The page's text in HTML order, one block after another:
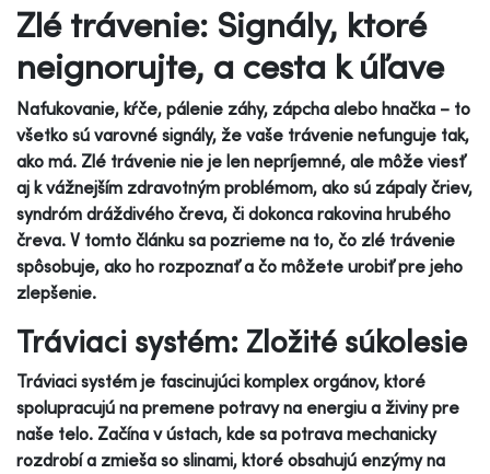
Zlé trávenie: Signály, ktoré
neignorujte, a cesta k úľave
Nafukovanie, kŕče, pálenie záhy, zápcha alebo hnačka – to
všetko sú varovné signály, že vaše trávenie nefunguje tak,
ako má. Zlé trávenie nie je len nepríjemné, ale môže viesť
aj k vážnejším zdravotným problémom, ako sú zápaly čriev,
syndróm dráždivého čreva, či dokonca rakovina hrubého
čreva. V tomto článku sa pozrieme na to, čo zlé trávenie
spôsobuje, ako ho rozpoznať a čo môžete urobiť pre jeho
zlepšenie.
Tráviaci systém: Zložité súkolesie
Tráviaci systém je fascinujúci komplex orgánov, ktoré
spolupracujú na premene potravy na energiu a živiny pre
naše telo. Začína v ústach, kde sa potrava mechanicky
rozdrobí a zmieša so slinami, ktoré obsahujú enzýmy na